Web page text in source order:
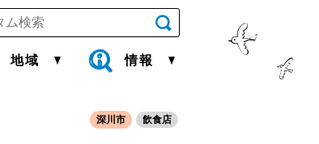
地域 情報
深川市 飲食店